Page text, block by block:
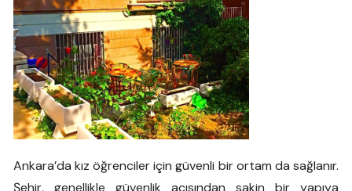
Ankara’da kız öğrenciler için güvenli bir ortam da sağlanır.
Şehir, genellikle güvenlik açısından sakin bir yapıya